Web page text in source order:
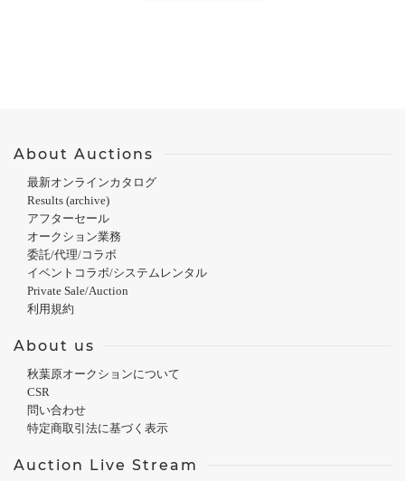
About Auctions
最新オンラインカタログ
Results (archive)
アフターセール
オークション業務
委託/代理/コラボ
イベントコラボ/システムレンタル
Private Sale/Auction
利用規約
About us
秋葉原オークションについて
CSR
問い合わせ
特定商取引法に基づく表示
Auction Live Stream